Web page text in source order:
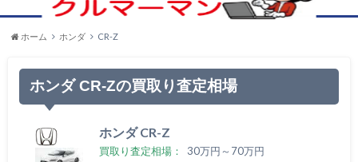
せ
ホーム ホンダ CR-Z
ホンダ CR-Zの買取り査定相場
ホンダ CR-Z
買取り査定相場：
30万円～70万円